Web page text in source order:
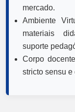
mercado.
Ambiente
materiais
suporte
Corpo
stricto sensu